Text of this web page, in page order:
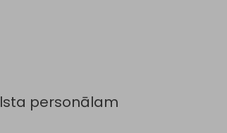
personālam